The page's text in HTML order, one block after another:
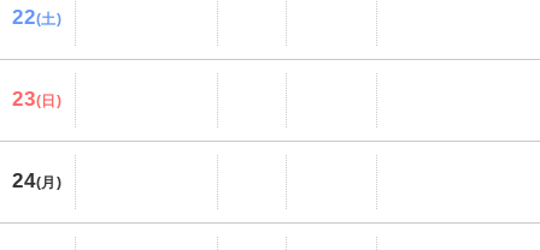
22(土)
23(日)
24(月)